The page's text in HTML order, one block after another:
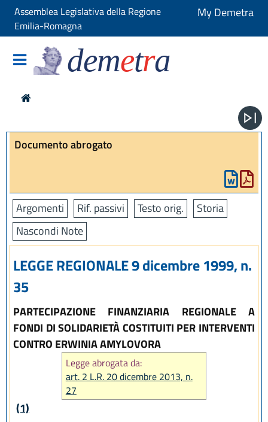
Assemblea Legislativa della Regione
Emilia-Romagna
My Demetra
demetra
Documento abrogato
Argomenti Rif. passivi Testo orig.
Storia
Nascondi Note
LEGGE REGIONALE 9 dicembre 1999, n.
35
PARTECIPAZIONE FINANZIARIA REGIONALE A
FONDI DI SOLIDARIETÀ COSTITUITI PER INTERVENTI
CONTRO ERWINIA AMYLOVORA
Legge abrogata da:
art. 2 L.R. 20 dicembre 2013, n.
27
(1)